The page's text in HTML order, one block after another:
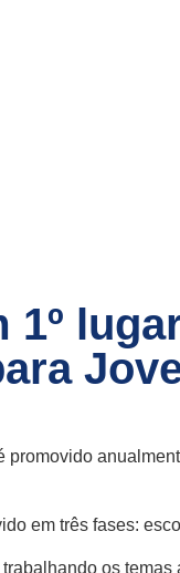
1º
em três fases:
os